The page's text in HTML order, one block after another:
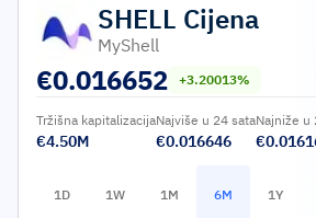
SHELL Cijena
MyShell
€0.016652 +3.20013%
Tržišna kapitalizacija
€4.50M
Najviše u 24 sata
€0.016646
Najniže u
1D 1W 1M 6M 1Y